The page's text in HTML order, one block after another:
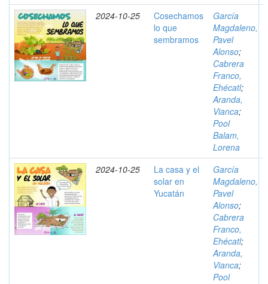
2024-10-25
Cosechamos
lo que
sembramos
García
Magdaleno,
Pavel
Alonso;
Cabrera
Franco,
Ehécatl;
Aranda,
Vianca;
Pool
Balam,
Lorena
2024-10-25
La casa y el
solar en
Yucatán
García
Magdaleno,
Pavel
Alonso;
Cabrera
Franco,
Ehécatl;
Aranda,
Vianca;
Pool